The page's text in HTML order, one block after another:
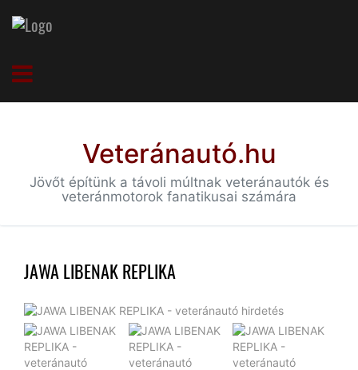
Veteránautó.hu
Jövőt építünk a távoli múltnak veteránautók és
veteránmotorok fanatikusai számára
JAWA LIBENAK REPLIKA